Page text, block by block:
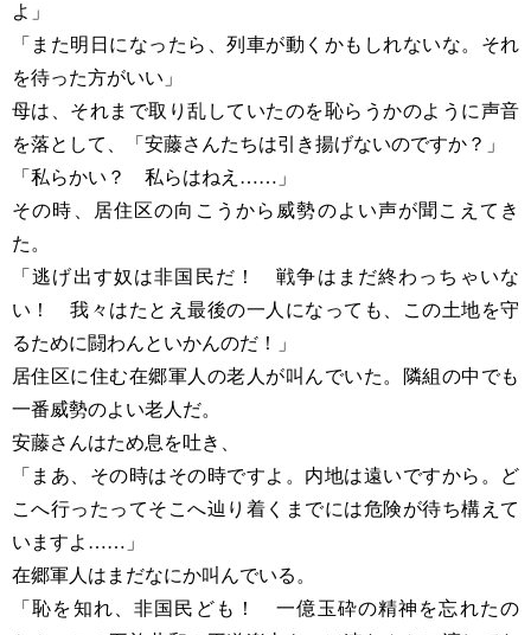
よ」
「また明日になったら、列車が動くかもしれないな。それ
を待った方がいい」
母は、それまで取り乱していたのを恥らうかのように声音
を落として、「安藤さんたちは引き揚げないのですか？」
「私らかい？ 私らはねえ……」
その時、居住区の向こうから威勢のよい声が聞こえてき
た。
「逃げ出す奴は非国民だ！ 戦争はまだ終わっちゃいな
い！ 我々はたとえ最後の一人になっても、この土地を守
るために闘わんといかんのだ！」
居住区に住む在郷軍人の老人が叫んでいた。隣組の中でも
一番威勢のよい老人だ。
安藤さんはため息を吐き、
「まあ、その時はその時ですよ。内地は遠いですから。ど
こへ行ったってそこへ辿り着くまでには危険が待ち構えて
いますよ……」
在郷軍人はまだなにか叫んでいる。
「恥を知れ、非国民ども！ 一億玉砕の精神を忘れたの